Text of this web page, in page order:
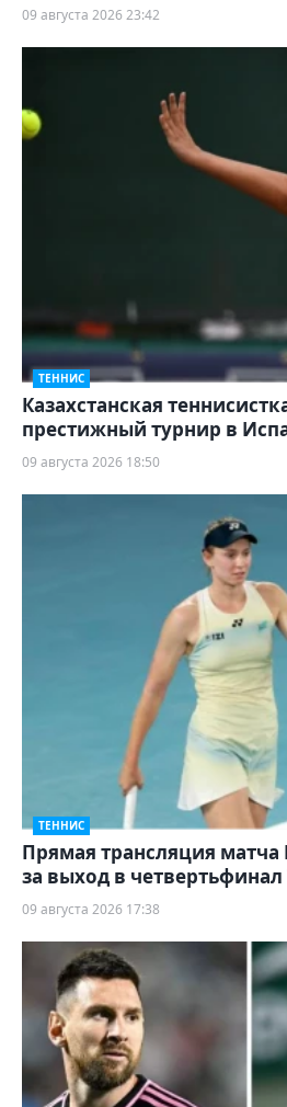
09 августа 2026 23:42
ТЕННИС
Казахстанская
престижный турнир в
09 августа 2026 18:50
ТЕННИС
Прямая трансляция
за выход в четвертьфинал
09 августа 2026 17:38